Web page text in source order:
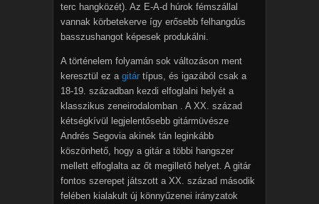
terc hangközét). Az E-A-d húrok fémszállal
vannak körbetekerve így erősebb felhangdús
basszushangot képesek produkálni.
A történelem folyamán sok változáson ment
keresztül ez a gitár típus, és igazából csak a
18-19. században kezdi elfoglalni helyét a
klasszikus zeneirodalomban . A XX. század
kétségkívül legjelentősebb gitármüvésze
Andrés Segovia akinek tán leginkább
köszönhető, hogy a gitár a többi hangszer
mellett elfoglalta az őt megillető helyet. A gitár
fontos szerepet játszott a XX. század második
felében kialakult új könnyűzenei irányzatok